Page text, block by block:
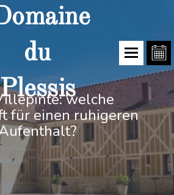
du
welche
für einen ruhigeren